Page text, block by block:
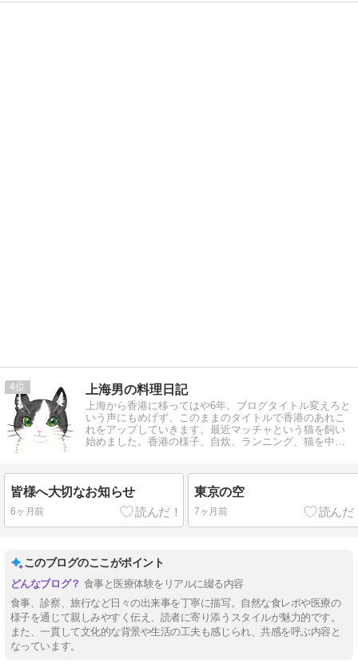
4 上海男の料理日記
上海から香港に移ってはや6年。ブログタイトル変えろと
いう声にもめげず、このままのタイトルで香港のあれこ
れをアップしていきます。最近マッチャという猫を飼い
始めました。香港の様子、自炊、ランニング、猫を中心
皆様へ大切なお知らせ
6ヶ月前
東京の空
7ヶ月前
このブログのここがポイント
食事と医療体験をリアルに綴る内容
食事、診察、旅行など日々の出来事を丁寧に描写。自然な食レポや医療の
様子を通じて親しみやすく伝え、読者に寄り添うスタイルが魅力的です。
また、一貫して文化的な背景や生活の工夫も感じられ、共感を呼ぶ内容と
なっています。